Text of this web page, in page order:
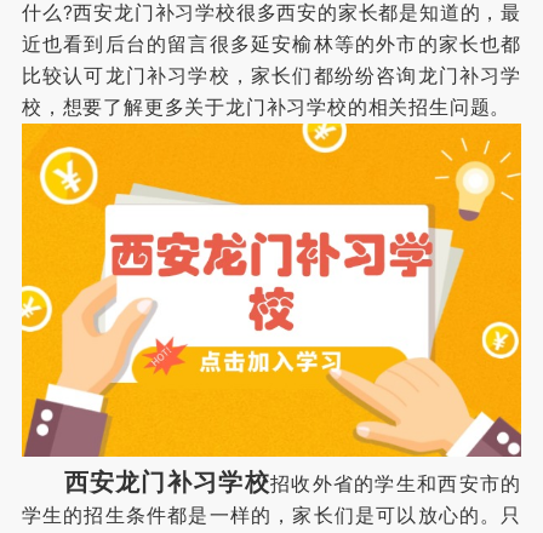
什么?西安龙门补习学校很多西安的家长都是知道的，最
近也看到后台的留言很多延安榆林等的外市的家长也都
比较认可龙门补习学校，家长们都纷纷咨询龙门补习学
校，想要了解更多关于龙门补习学校的相关招生问题。
西安龙门补习学校招收外省的学生和西安市的
学生的招生条件都是一样的，家长们是可以放心的。只